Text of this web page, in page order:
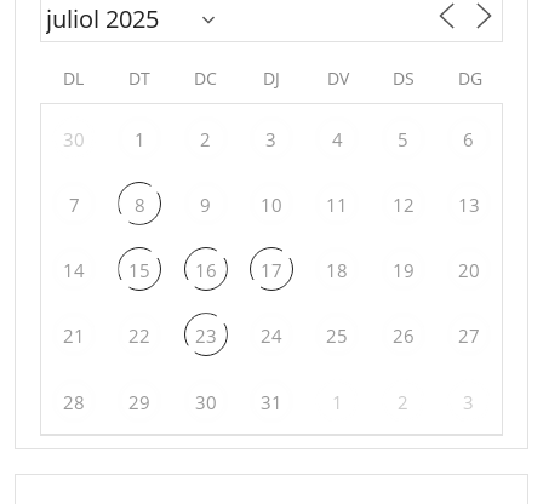
DL DT DC DJ DV DS DG
30 1 2 3 4 5 6
7 8 9 10 11 12 13
14 15 16 17 18 19 20
21 22 23 24 25 26 27
28 29 30 31 1 2 3